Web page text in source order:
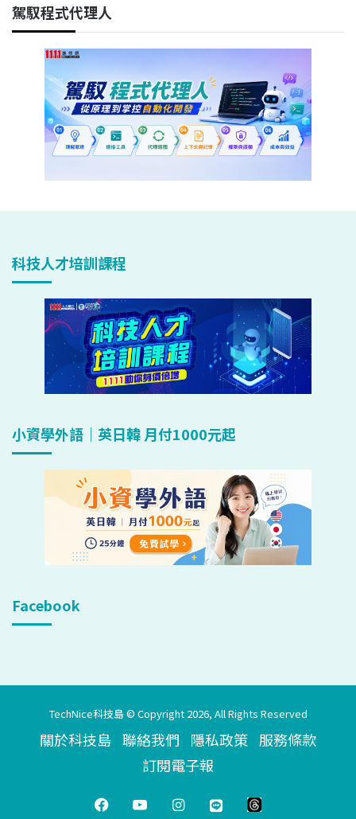
駕馭程式代理人
科技人才培訓課程
小資學外語｜英日韓 月付1000元起
Facebook
TechNice科技島 © Copyright 2026, All Rights Reserved
關於科技島 聯絡我們 隱私政策 服務條款
訂閱電子報